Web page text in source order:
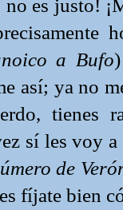
no es justo!
a Bufo
así; ya no
tienes
sí les voy
de
fíjate bien